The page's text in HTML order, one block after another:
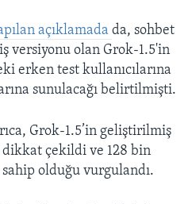
açıklamada da, sohbet
versiyonu olan Grok-1.5'in
erken test kullanıcılarına
sunulacağı belirtilmişti.
Grok-1.5’in geliştirilmiş
çekildi ve 128 bin
olduğu vurgulandı.